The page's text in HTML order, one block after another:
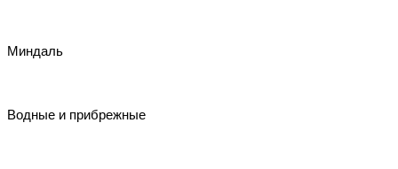
Миндаль
Водные и прибрежные